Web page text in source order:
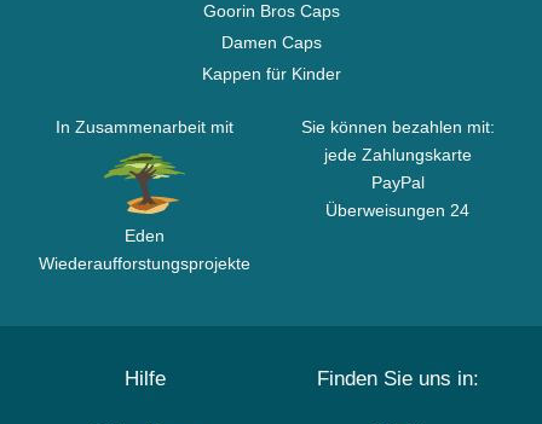
Goorin Bros Caps
Damen Caps
Kappen für Kinder
In Zusammenarbeit mit
Eden
Wiederaufforstungsprojekte
Sie können bezahlen mit:
jede Zahlungskarte
PayPal
Überweisungen 24
Hilfe Finden Sie uns in: